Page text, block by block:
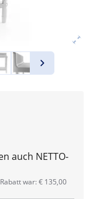
auch NETTO-
war: € 135,00